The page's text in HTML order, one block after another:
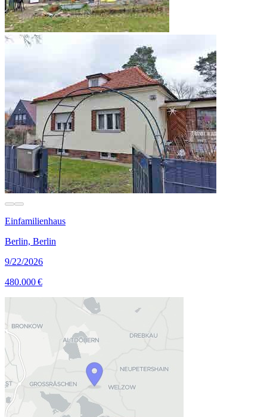
Einfamilienhaus
Berlin, Berlin
9/22/2026
480.000 €